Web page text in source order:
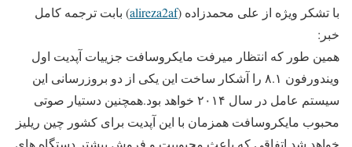
با تشکر ویژه از علی محمدزاده (alireza2af) بابت ترجمه کامل
خبر:
همین طور که انتظار میرفت مایکروسافت جزییات آپدیت اول
ویندورفون ۸.۱ را آشکار ساخت این یکی از دو بروزرسانی این
سیستم عامل در سال ۲۰۱۴ خواهد بود.همچنین دستیار صوتی
محبوب مایکروسافت همزمان با این آپدیت برای کشور چین ریلیز